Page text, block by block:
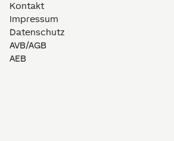
Kontakt
Impressum
Datenschutz
AVB/AGB
AEB